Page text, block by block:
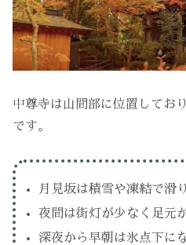
中尊寺は山間部に位置しており
です。
月見坂は積雪や凍結で滑
夜間は街灯が少なく足元
深夜から早朝は氷点下に